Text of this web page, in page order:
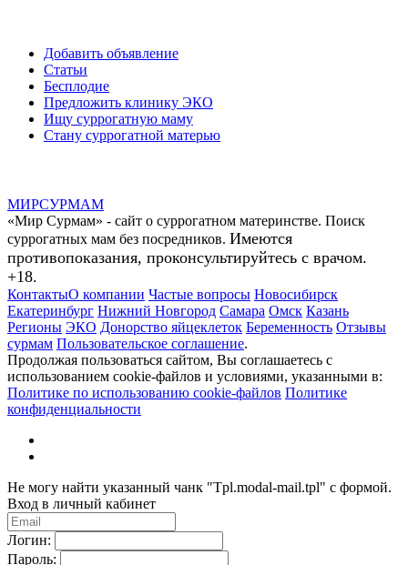
Добавить объявление
Статьи
Бесплодие
Предложить клинику ЭКО
Ищу суррогатную маму
Стану суррогатной матерью
МИРСУРМАМ
«Мир Сурмам» - сайт о суррогатном материнстве. Поиск
суррогатных мам без посредников. Имеются
противопоказания, проконсультируйтесь с врачом.
+18.
КонтактыО компании Частые вопросы Новосибирск
Екатеринбург Нижний Новгород Самара Омск Казань
Регионы ЭКО Донорство яйцеклеток Беременность Отзывы
сурмам Пользовательское соглашение.
Продолжая пользоваться сайтом, Вы соглашаетесь с
использованием cookie-файлов и условиями, указанными в:
Политике по использованию cookie-файлов Политике
конфиденциальности
Не могу найти указанный чанк "Tpl.modal-mail.tpl" с формой.
Вход в личный кабинет
Логин:
Пароль: